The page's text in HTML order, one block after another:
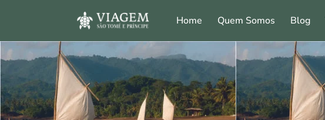
content
Home Quem Somos Blog